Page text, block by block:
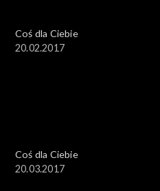
Coś dla Ciebie
20.02.2017
Coś dla Ciebie
20.03.2017